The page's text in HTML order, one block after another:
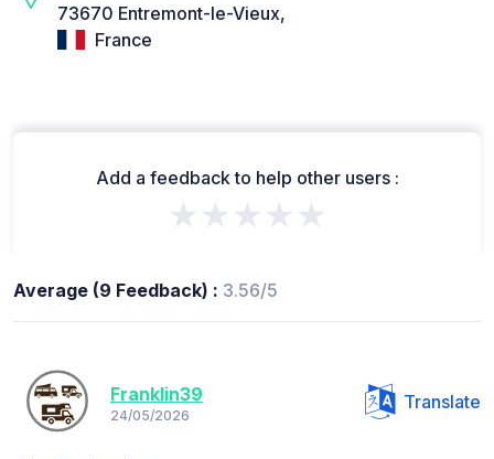
73670 Entremont-le-Vieux,
France
Add a feedback to help other users :
★★★★★
Average (9 Feedback) : 3.56/5
Franklin39
24/05/2026
Translate